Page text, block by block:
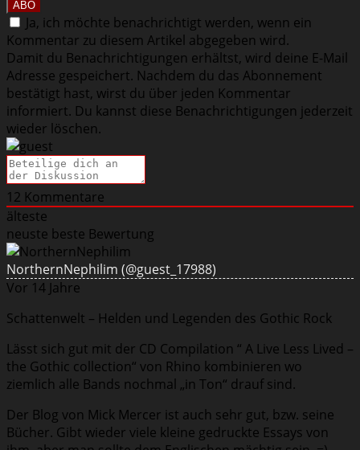
Ja, ich möchte benachrichtigt werden, wenn ein
Kommentar zu diesem Artikel abgegeben wird.
Damit du Benachrichtigungen erhältst, wird deine E-Mail
Adresse gespeichert. Nachdem du das Abonnement
bestätigt hast, wirst du über jeden Kommentar
informiert. Du kannst diese Benachrichtigungen jederzeit
wieder löschen.
12 Kommentare
älteste
neuste beste Bewertung
NorthernNephilim (@guest_17988)
Vor 14 Jahre
Schattenwelt – Helden und Legenden des Gothic Rock
Lässt sich gut mit der CD Compilation “ A Live Less Lived –
the Gothic collection“ von Rhino kombinieren wo
ziemlich alle Bands nochmal „in Ton“ drauf sind.
Der Blog von Mick Mercer ist auch sehr gut, bzw. seine
Bücher. Gibt wieder viele kleine gedruckte Essays von